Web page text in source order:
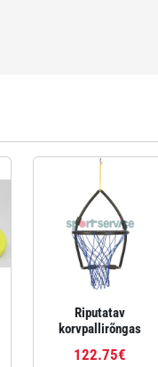
Riputatav
korvpallirõngas
122.75€